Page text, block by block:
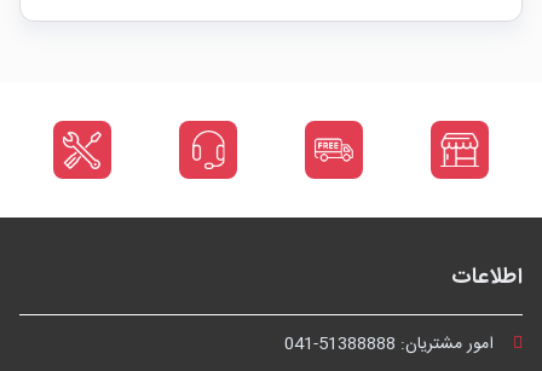
اطلاعات
امور مشتریان: 041-51388888